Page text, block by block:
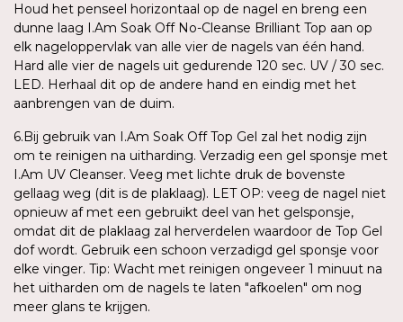
Houd het penseel horizontaal op de nagel en breng een
dunne laag I.Am Soak Off No-Cleanse Brilliant Top aan op
elk nageloppervlak van alle vier de nagels van één hand.
Hard alle vier de nagels uit gedurende 120 sec. UV / 30 sec.
LED. Herhaal dit op de andere hand en eindig met het
aanbrengen van de duim.
6.Bij gebruik van I.Am Soak Off Top Gel zal het nodig zijn
om te reinigen na uitharding. Verzadig een gel sponsje met
I.Am UV Cleanser. Veeg met lichte druk de bovenste
gellaag weg (dit is de plaklaag). LET OP: veeg de nagel niet
opnieuw af met een gebruikt deel van het gelsponsje,
omdat dit de plaklaag zal herverdelen waardoor de Top Gel
dof wordt. Gebruik een schoon verzadigd gel sponsje voor
elke vinger. Tip: Wacht met reinigen ongeveer 1 minuut na
het uitharden om de nagels te laten "afkoelen" om nog
meer glans te krijgen.